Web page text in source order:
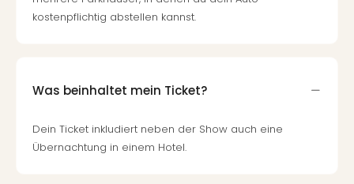
kostenpflichtig abstellen kannst.
Was beinhaltet mein Ticket?
Dein Ticket inkludiert neben der Show auch eine
Übernachtung in einem Hotel.